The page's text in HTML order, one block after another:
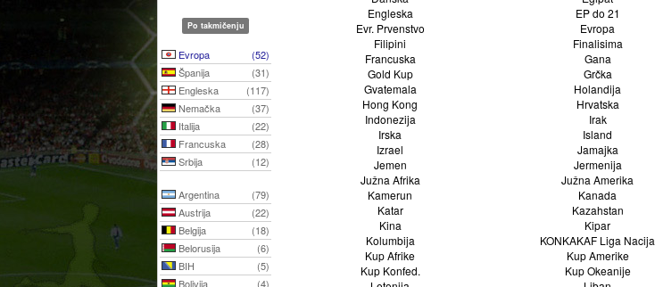
Po takmičenju
Evropa
(52)
Španija
(31)
Engleska
(117)
Nemačka
(37)
Italija
(22)
Francuska
(28)
Srbija
(12)
Argentina
(79)
Austrija
(22)
Belgija
(18)
Belorusija
(6)
BIH
(5)
Bolivija
(4)
Engleska
EP do 21
Evr. Prvenstvo
Evropa
Filipini
Finalisima
Francuska
Gana
Gold Kup
Grčka
Gvatemala
Holandija
Hong Kong
Hrvatska
Indonezija
Irak
Irska
Island
Izrael
Jamajka
Jemen
Jermenija
Južna Afrika
Južna Amerika
Kamerun
Kanada
Katar
Kazahstan
Kina
Kipar
Kolumbija
KONKAKAF Liga Nacija
Kup Afrike
Kup Amerike
Kup Konfed.
Kup Okeanije